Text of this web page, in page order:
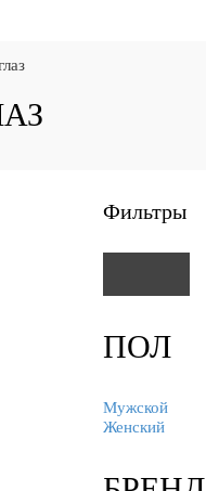
Фильтры
ПОЛ
Мужской
Женский